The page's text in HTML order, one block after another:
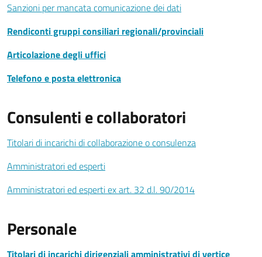
Sanzioni per mancata comunicazione dei dati
Rendiconti gruppi consiliari regionali/provinciali
Articolazione degli uffici
Telefono e posta elettronica
Consulenti e collaboratori
Titolari di incarichi di collaborazione o consulenza
Amministratori ed esperti
Amministratori ed esperti ex art. 32 d.l. 90/2014
Personale
Titolari di incarichi dirigenziali amministrativi di vertice